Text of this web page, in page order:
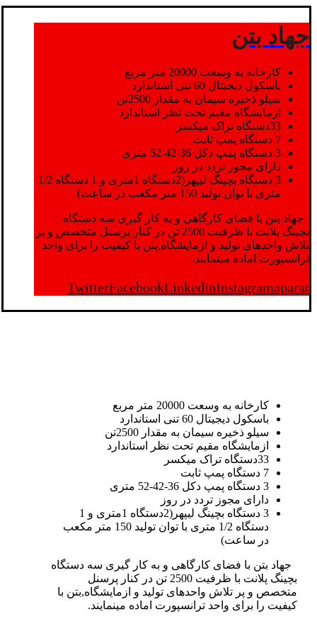
جهاد بتن
کارخانه به وسعت 20000 متر مربع
باسکول دیجیتال 60 تنی استاندارد
سیلو ذخیره سیمان به مقدار 2500تن
ازمایشگاه مقیم تحت نظر استاندارد
33دستگاه تراک میکسر
7 دستگاه پمپ ثابت
3 دستگاه پمپ دکل 36-42-52 متری
دارای مجوز تردد در روز
3 دستگاه بچینگ لیپهر(2دستگاه 1متری و 1 دستگاه 1/2
متری با توان تولید 150 متر مکعب در ساعت)
جهاد بتن با فضای کارگاهی و به کار گیری سه دستگاه
بچینگ پلانت با ظرفیت 2500 تن در کنار پرسنل متخصص و پر
تلاش واحدهای تولید و ازمایشگاه,بتن با کیفیت را برای واحد
ترانسپورت اماده مینمایند.
TwitterFacebookLinkedinInstagramaparat
کارخانه به وسعت 20000 متر مربع
باسکول دیجیتال 60 تنی استاندارد
سیلو ذخیره سیمان به مقدار 2500تن
ازمایشگاه مقیم تحت نظر استاندارد
33دستگاه تراک میکسر
7 دستگاه پمپ ثابت
3 دستگاه پمپ دکل 36-42-52 متری
دارای مجوز تردد در روز
3 دستگاه بچینگ لیپهر(2دستگاه 1متری و 1
دستگاه 1/2 متری با توان تولید 150 متر مکعب
در ساعت)
جهاد بتن با فضای کارگاهی و به کار گیری سه دستگاه
بچینگ پلانت با ظرفیت 2500 تن در کنار پرسنل
متخصص و پر تلاش واحدهای تولید و ازمایشگاه,بتن با
کیفیت را برای واحد ترانسپورت اماده مینمایند.